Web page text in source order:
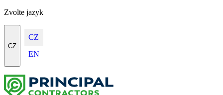
Zvolte jazyk
CZ
CZ
EN